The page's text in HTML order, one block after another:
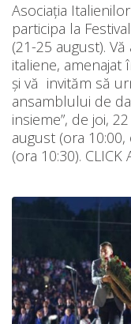
Asociația Italienilor
participa la
(21-25 august).
italiene, amenajat
și vă invităm să
ansamblului de
insieme”, de joi,
august (ora
(ora 10:30). CLICK